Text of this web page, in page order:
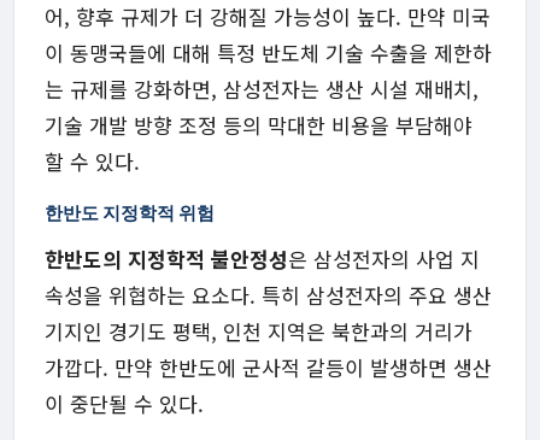
어, 향후 규제가 더 강해질 가능성이 높다. 만약 미국
이 동맹국들에 대해 특정 반도체 기술 수출을 제한하
는 규제를 강화하면, 삼성전자는 생산 시설 재배치,
기술 개발 방향 조정 등의 막대한 비용을 부담해야
할 수 있다.
한반도 지정학적 위험
한반도의 지정학적 불안정성은 삼성전자의 사업 지
속성을 위협하는 요소다. 특히 삼성전자의 주요 생산
기지인 경기도 평택, 인천 지역은 북한과의 거리가
가깝다. 만약 한반도에 군사적 갈등이 발생하면 생산
이 중단될 수 있다.